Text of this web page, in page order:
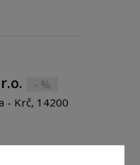
- %
- Krč, 14200